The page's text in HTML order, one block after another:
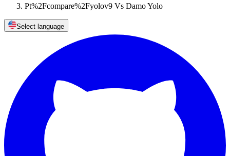
Pt%2Fcompare%2Fyolov9 Vs Damo Yolo
Select language